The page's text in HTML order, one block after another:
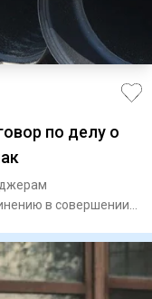
по делу о
в совершении